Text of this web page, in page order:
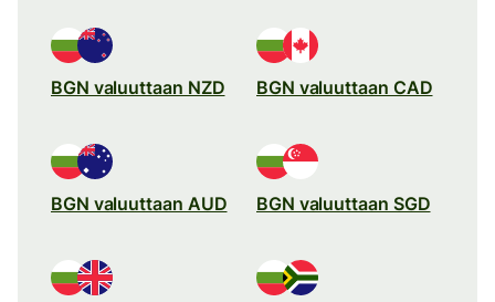
BGN valuuttaan NZD BGN valuuttaan CAD
BGN valuuttaan AUD BGN valuuttaan SGD